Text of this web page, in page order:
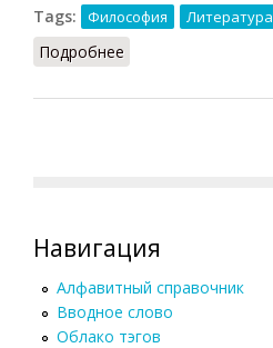
Tags:
Философия Литература
Подробнее
Навигация
Алфавитный справочник
Вводное слово
Облако тэгов